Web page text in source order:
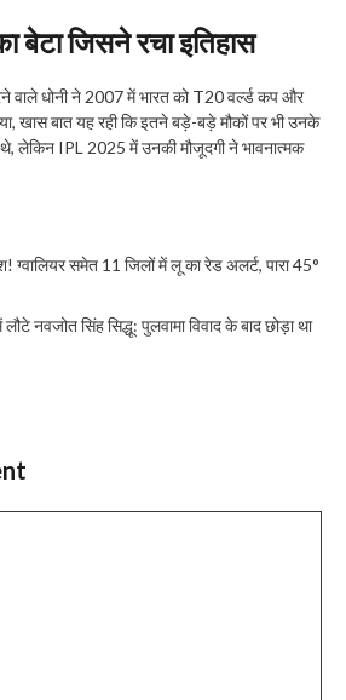
बेटा जिसने रचा इतिहास
धोनी ने 2007 में भारत को T20 वर्ल्ड कप और
खास बात यह रही कि इतने बड़े-बड़े मौकों पर भी उनके
थे, लेकिन IPL 2025 में उनकी मौजूदगी ने भावनात्मक
ग्वालियर समेत 11 जिलों में लू का रेड अलर्ट, पारा 45°
नवजोत सिंह सिद्धू: पुलवामा विवाद के बाद छोड़ा था